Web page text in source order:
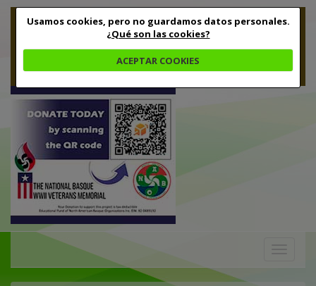
Usamos cookies, pero no guardamos datos personales.
¿Qué son las cookies?
ACEPTAR COOKIES